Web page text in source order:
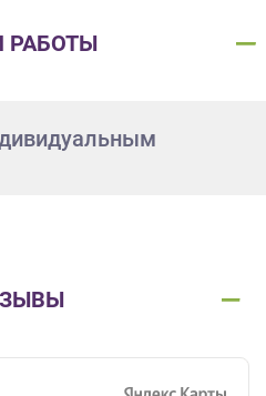
РАБОТЫ